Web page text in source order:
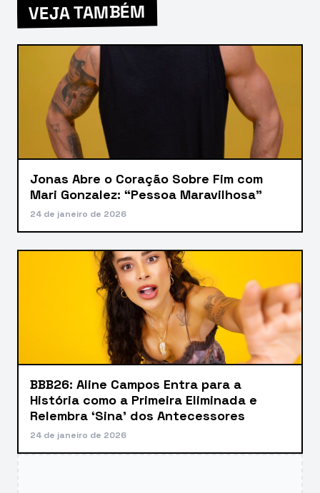
VEJA TAMBÉM
Jonas Abre o Coração Sobre Fim com
Mari Gonzalez: “Pessoa Maravilhosa”
24 de janeiro de 2026
BBB26: Aline Campos Entra para a
História como a Primeira Eliminada e
Relembra ‘Sina’ dos Antecessores
24 de janeiro de 2026